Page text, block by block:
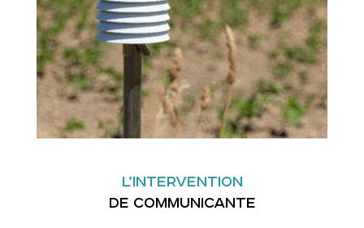
L’INTERVENTION
DE COMMUNICANTE